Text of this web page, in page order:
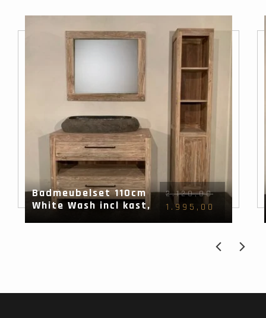
Badmeubelset 110cm
White Wash incl kast,
2.120,00
1.995,00